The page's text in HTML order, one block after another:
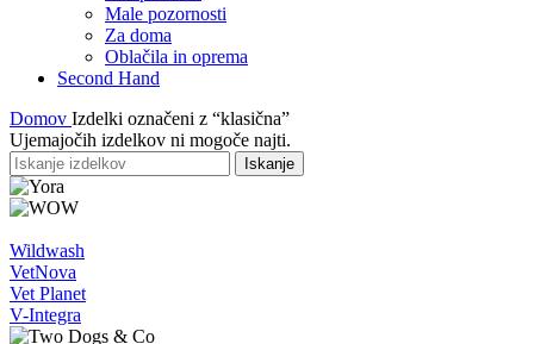
Male pozornosti
Za doma
Oblačila in oprema
Second Hand
Domov Izdelki označeni z “klasična”
Ujemajočih izdelkov ni mogoče najti.
Iskanje
Wildwash
VetNova
Vet Planet
V-Integra